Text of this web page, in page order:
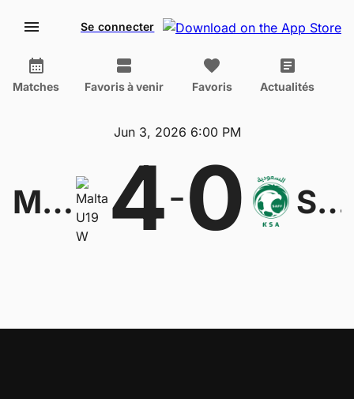
Se connecter
Matches Favoris à venir Favoris Actualités
Jun 3, 2026 6:00 PM
Malta U19 W 4-0 Saudi Arabia U20 W